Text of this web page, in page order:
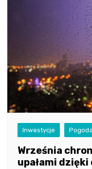
Inwestycje Pogoda
Września
upałami